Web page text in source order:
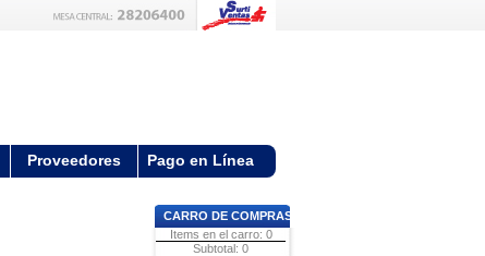
Proveedores Pago en Línea
CARRO DE COMPRAS
Items en el carro: 0
Subtotal: 0